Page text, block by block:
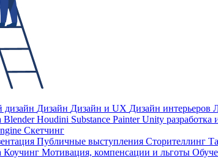
дизайн Дизайн Дизайн и UX Дизайн интерьеров
BlenderHoudini Substance PainterUnity разработка
Скетчинг
Публичные выступления Сторителлинг
Коучинг Мотивация, компенсации и льготы